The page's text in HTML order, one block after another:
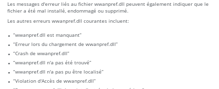
Les messages d'erreur liés au fichier wwanpref.dll peuvent également indiquer que le
fichier a été mal installé, endommagé ou supprimé.
Les autres erreurs wwanpref.dll courantes incluent:
“wwanpref.dll est manquant”
“Erreur lors du chargement de wwanpref.dll”
“Crash de wwanpref.dll”
“wwanpref.dll n'a pas été trouvé”
“wwanpref.dll n'a pas pu être localisé”
“Violation d'Accès de wwanpref.dll”